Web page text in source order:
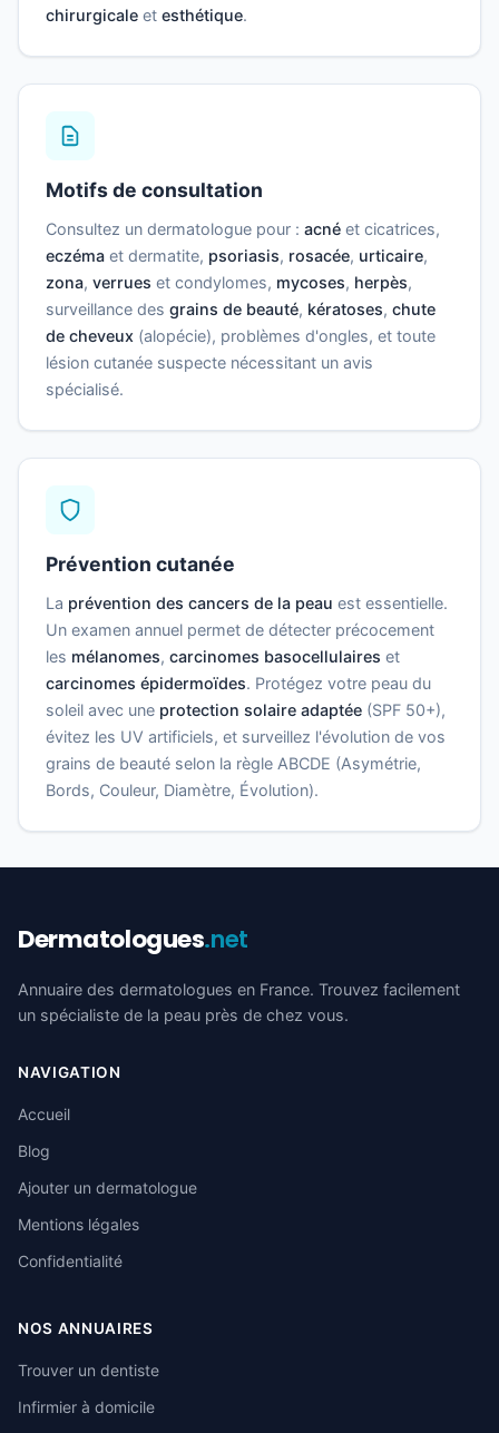
chirurgicale et esthétique.
Motifs de consultation
Consultez un dermatologue pour : acné et cicatrices,
eczéma et dermatite, psoriasis, rosacée, urticaire,
zona, verrues et condylomes, mycoses, herpès,
surveillance des grains de beauté, kératoses, chute
de cheveux (alopécie), problèmes d'ongles, et toute
lésion cutanée suspecte nécessitant un avis
spécialisé.
Prévention cutanée
La prévention des cancers de la peau est essentielle.
Un examen annuel permet de détecter précocement
les mélanomes, carcinomes basocellulaires et
carcinomes épidermoïdes. Protégez votre peau du
soleil avec une protection solaire adaptée (SPF 50+),
évitez les UV artificiels, et surveillez l'évolution de vos
grains de beauté selon la règle ABCDE (Asymétrie,
Bords, Couleur, Diamètre, Évolution).
Dermatologues.net
Annuaire des dermatologues en France. Trouvez facilement
un spécialiste de la peau près de chez vous.
NAVIGATION
Accueil
Blog
Ajouter un dermatologue
Mentions légales
Confidentialité
NOS ANNUAIRES
Trouver un dentiste
Infirmier à domicile